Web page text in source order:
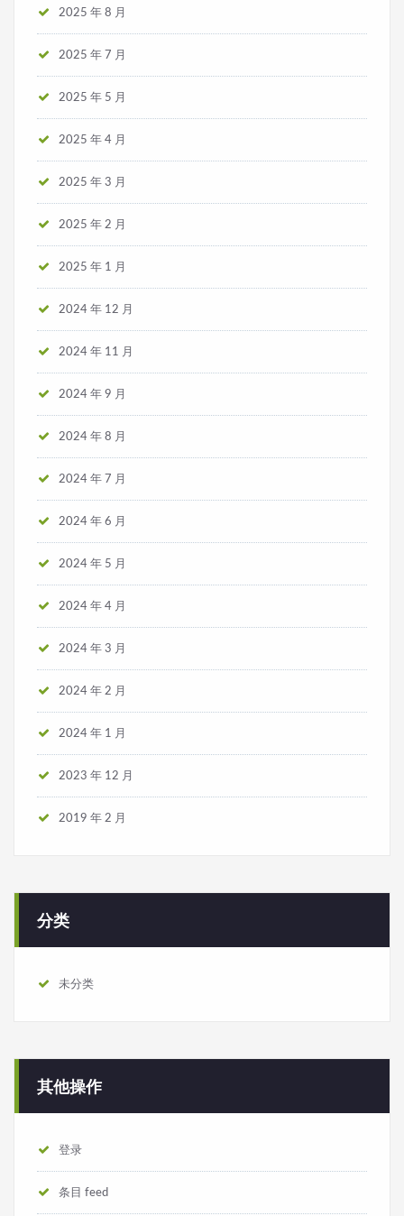
2025 年 8 月
2025 年 7 月
2025 年 5 月
2025 年 4 月
2025 年 3 月
2025 年 2 月
2025 年 1 月
2024 年 12 月
2024 年 11 月
2024 年 9 月
2024 年 8 月
2024 年 7 月
2024 年 6 月
2024 年 5 月
2024 年 4 月
2024 年 3 月
2024 年 2 月
2024 年 1 月
2023 年 12 月
2019 年 2 月
分类
未分类
其他操作
登录
条目 feed